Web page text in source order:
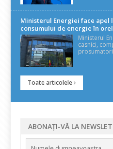
Ministerul Energiei face apel
consumului de energie în
Ministerul
casnici,
Toate articolele
ABONAȚI-VĂ LA